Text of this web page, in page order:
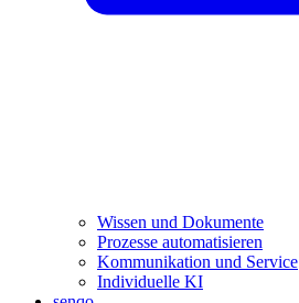
Wissen und Dokumente
Prozesse automatisieren
Kommunikation und Service
Individuelle KI